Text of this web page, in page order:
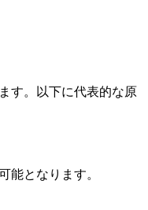
す。以下に代表的な原
能となります。